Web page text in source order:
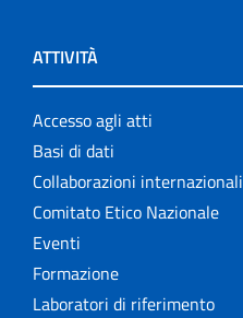
ATTIVITÀ
Accesso agli atti
Basi di dati
Collaborazioni internazionali
Comitato Etico Nazionale
Eventi
Formazione
Laboratori di riferimento